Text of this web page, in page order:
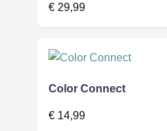
€ 29,99
Color Connect
€ 14,99